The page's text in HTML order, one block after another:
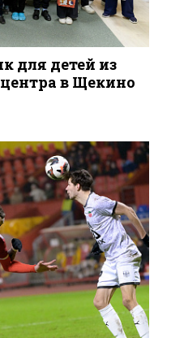
для детей из
в Щекино